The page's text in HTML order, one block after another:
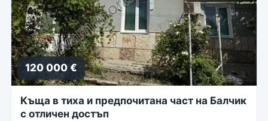
120 000 €
Къща в тиха и предпочитана част на Балчик
с отличен достъп